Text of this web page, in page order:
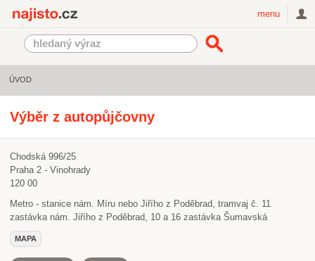
menu
ÚVOD
Výběr z autopůjčovny
Chodská 996/25
Praha 2 - Vinohrady
120 00
Metro - stanice nám. Míru nebo Jiřího z Poděbrad, tramvaj č. 11
zastávka nám. Jiřího z Poděbrad, 10 a 16 zastávka Šumavská
MAPA